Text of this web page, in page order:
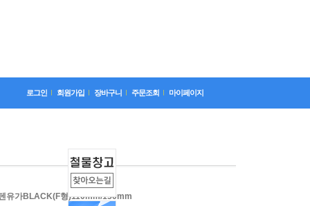
로그인 회원가입 장바구니 주문조회 마이페이지
유가BLACK(F형)110mm/150mm